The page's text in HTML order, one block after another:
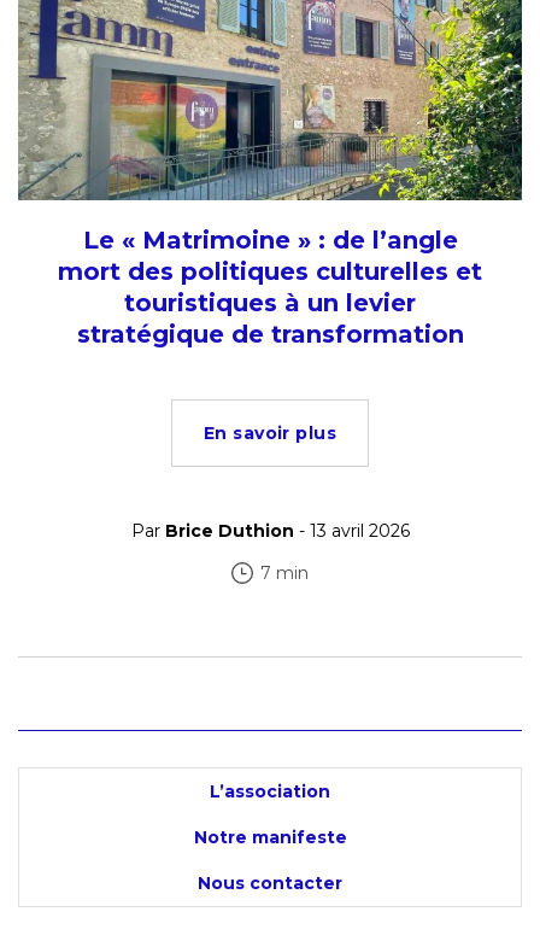
Le « Matrimoine » : de l’angle
mort des politiques culturelles et
touristiques à un levier
stratégique de transformation
En savoir plus
Par Brice Duthion - 13 avril 2026
7 min
L’association
Notre manifeste
Nous contacter